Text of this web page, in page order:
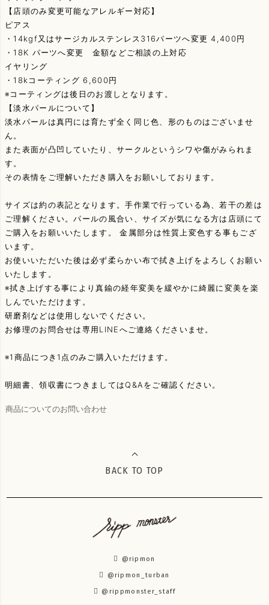
【店頭のみ変更可能なアレルギー対応】
ピアス
・14kgf又はサージカルステンレス316パーツへ変更 4,400円
・18K パーツへ変更 金額などご相談の上対応
イヤリング
・18kコーティング 6,600円
※コーティングは後日のお渡しとなります。
【淡水パールについて】
淡水パールは真円には育たず全く同じ色、形のものはございませ
ん。
また表面が凸凹していたり、サークルというシワや傷がみられま
す。
その表情をご理解いただき購入をお願いしております。
サイズは約の表記となります。手作業で行っている為、若干の差は
ご理解ください。パールの風合い、サイズが気になる方は店頭にて
ご購入をお願いいたします。 金属部分は性質上変色する事もござ
います。
お使いいただいた後は必ず柔らかい布で拭き上げをよろしくお願い
いたします。
※拭き上げする事により真鍮の経年変美を緩やかに綺麗に変美を楽
しんでいただけます。
研磨剤などは使用しないでください。
お修理のお問合せは専用LINEへご連絡くださいませ。
※1商品につき1点のみご購入いただけます。
明細書、領収書につきましてはQ&Aをご確認ください。
商品についてのお問い合わせ
BACK TO TOP
@ripmon
@ripmon_turban
@rippmonster_staff